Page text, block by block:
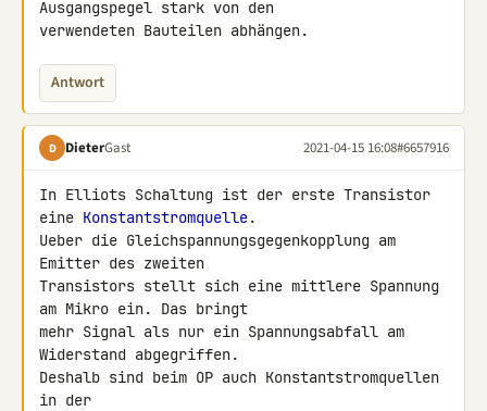
Ausgangspegel stark von den
verwendeten Bauteilen abhängen.
Antwort
D DieterGast 2021-04-15 16:08#6657916
In Elliots Schaltung ist der erste Transistor
eine Konstantstromquelle.
Ueber die Gleichspannungsgegenkopplung am
Emitter des zweiten
Transistors stellt sich eine mittlere Spannung
am Mikro ein. Das bringt
mehr Signal als nur ein Spannungsabfall am
Widerstand abgegriffen.
Deshalb sind beim OP auch Konstantstromquellen
in der